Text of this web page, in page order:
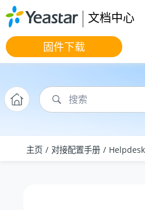
跳转到主要内容
文档中心
固件下载
主页 对接配置手册 Helpdesk